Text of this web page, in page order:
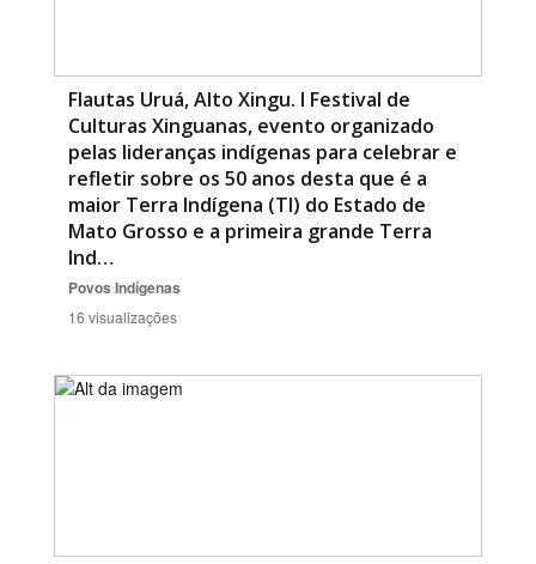
Flautas Uruá, Alto Xingu. I Festival de
Culturas Xinguanas, evento organizado
pelas lideranças indígenas para celebrar e
refletir sobre os 50 anos desta que é a
maior Terra Indígena (TI) do Estado de
Mato Grosso e a primeira grande Terra
Ind…
Povos Indígenas
16 visualizações